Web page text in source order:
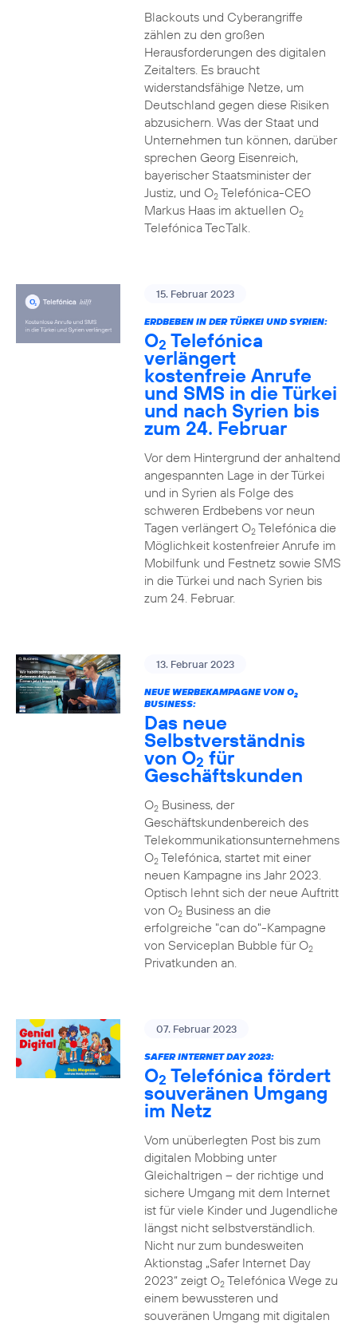
Blackouts und Cyberangriffe
zählen zu den großen
Herausforderungen des digitalen
Zeitalters. Es braucht
widerstandsfähige Netze, um
Deutschland gegen diese Risiken
abzusichern. Was der Staat und
Unternehmen tun können, darüber
sprechen Georg Eisenreich,
bayerischer Staatsminister der
Justiz, und O2Telefónica-CEO
Markus Haas im aktuellen O2
Telefónica TecTalk.
15. Februar 2023
ERDBEBEN IN DER TÜRKEI UND SYRIEN:
O2 Telefónica
verlängert
kostenfreie Anrufe
und SMS in die Türkei
und nach Syrien bis
zum 24. Februar
Vor dem Hintergrund der anhaltend
angespannten Lage in der Türkei
und in Syrien als Folge des
schweren Erdbebens vor neun
Tagen verlängert O2Telefónica die
Möglichkeit kostenfreier Anrufe im
Mobilfunk und Festnetz sowie SMS
in die Türkei und nach Syrien bis
zum 24. Februar.
13. Februar 2023
NEUE WERBEKAMPAGNE VON O2
BUSINESS:
Das neue
Selbstverständnis
von O2 für
Geschäftskunden
O2Business, der
Geschäftskundenbereich des
Telekommunikationsunternehmens
O2Telefónica, startet mit einer
neuen Kampagne ins Jahr 2023.
Optisch lehnt sich der neue Auftritt
von O2Business an die
erfolgreiche "can do"-Kampagne
von Serviceplan Bubble für O2
Privatkunden an.
07. Februar 2023
SAFER INTERNET DAY 2023:
O2 Telefónica fördert
souveränen Umgang
im Netz
Vom unüberlegten Post bis zum
digitalen Mobbing unter
Gleichaltrigen – der richtige und
sichere Umgang mit dem Internet
ist für viele Kinder und Jugendliche
längst nicht selbstverständlich.
Nicht nur zum bundesweiten
Aktionstag „Safer Internet Day
2023“ zeigt O2Telefónica Wege zu
einem bewussteren und
souveränen Umgang mit digitalen